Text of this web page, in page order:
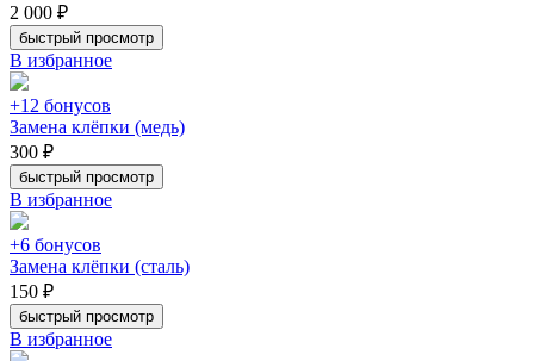
2 000 ₽
быстрый просмотр
В избранное
+12 бонусов
Замена клёпки (медь)
300 ₽
быстрый просмотр
В избранное
+6 бонусов
Замена клёпки (сталь)
150 ₽
быстрый просмотр
В избранное